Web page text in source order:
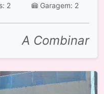
2 Garagem: 2
A Combinar